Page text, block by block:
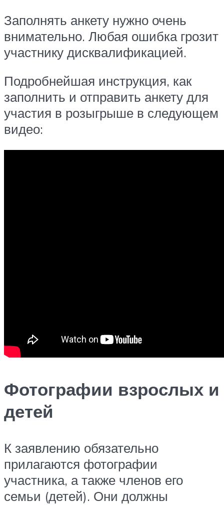
Заполнять анкету нужно очень
внимательно. Любая ошибка грозит
участнику дисквалификацией.
Подробнейшая инструкция, как
заполнить и отправить анкету для
участия в розыгрыше в следующем
видео:
Фотографии взрослых и
детей
К заявлению обязательно
прилагаются фотографии
участника, а также членов его
семьи (детей). Они должны